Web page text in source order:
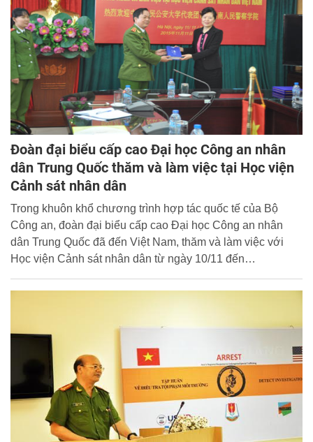
thiết thực và hiệu quả.
Đoàn đại biểu cấp cao Đại học Công an nhân
dân Trung Quốc thăm và làm việc tại Học viện
Cảnh sát nhân dân
Trong khuôn khổ chương trình hợp tác quốc tế của Bộ
Công an, đoàn đại biểu cấp cao Đại học Công an nhân
dân Trung Quốc đã đến Việt Nam, thăm và làm việc với
Học viện Cảnh sát nhân dân từ ngày 10/11 đến
Diễm Lệ, Phó Chủ tịch làm Trưởng đoàn, thành viên đoàn
Trưởng phòng Đào tạo, Phó Trưởng phòng Công tác học
sinh và Phó Trưởng phòng Tạp chí.